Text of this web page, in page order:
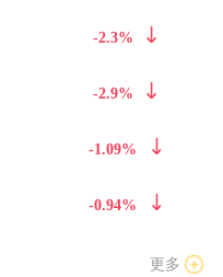
-2.3%
-2.9%
-1.09%
-0.94%
更多